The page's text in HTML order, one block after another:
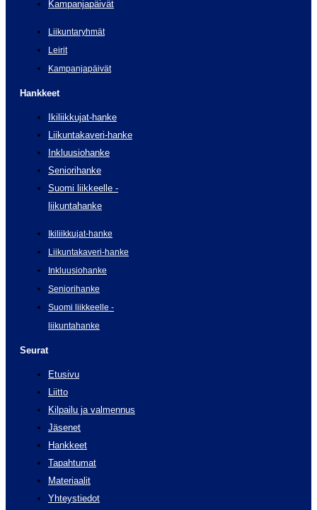
Kampanjapäivät
Liikuntaryhmät
Leirit
Kampanjapäivät
Hankkeet
Ikiliikkujat-hanke
Liikuntakaveri-hanke
Inkluusiohanke
Seniorihanke
Suomi liikkeelle -
liikuntahanke
Ikiliikkujat-hanke
Liikuntakaveri-hanke
Inkluusiohanke
Seniorihanke
Suomi liikkeelle -
liikuntahanke
Seurat
Etusivu
Liitto
Kilpailu ja valmennus
Jäsenet
Hankkeet
Tapahtumat
Materiaalit
Yhteystiedot